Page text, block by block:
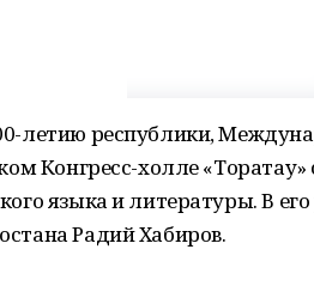
летию республики,
Конгресс-холле «Торатау»
языка и литературы. В его
Радий Хабиров.